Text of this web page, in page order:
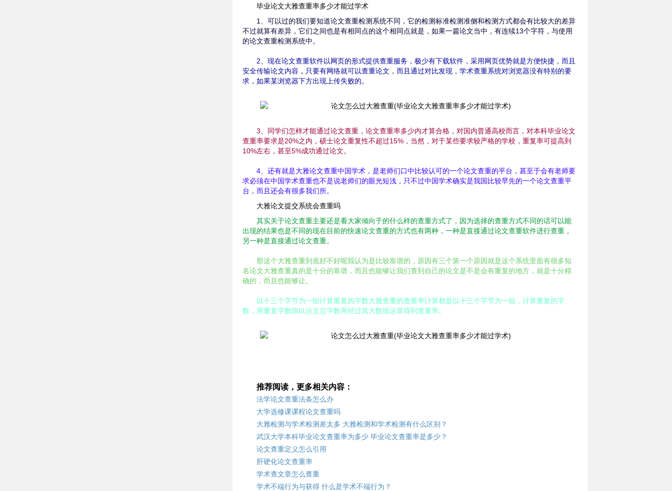
毕业论文大雅查重率多少才能过学术
1、可以过的我们要知道论文查重检测系统不同，它的检测标准检测准侧和检测方式都会有比较大的差异
不过就算有差异，它们之间也是有相同点的这个相同点就是，如果一篇论文当中，有连续13个字符，与使用
的论文查重检测系统中。
2、现在论文查重软件以网页的形式提供查重服务，极少有下载软件，采用网页优势就是方便快捷，而且
安全传输论文内容，只要有网络就可以查重论文，而且通过对比发现，学术查重系统对浏览器没有特别的要
求，如果某浏览器下方出现上传失败的。
3、同学们怎样才能通过论文查重，论文查重率多少内才算合格，对国内普通高校而言，对本科毕业论文
查重率要求是20%之内，硕士论文重复性不超过15%，当然，对于某些要求较严格的学校，重复率可提高到
10%左右，甚至5%成功通过论文。
4、还有就是大雅论文查重中国学术，是老师们口中比较认可的一个论文查重的平台，甚至于会有老师要
求必须在中国学术查重也不是说老师们的眼光短浅，只不过中国学术确实是我国比较早先的一个论文查重平
台，而且还会有很多我们所。
大雅论文提交系统会查重吗
其实关于论文查重主要还是看大家倾向于的什么样的查重方式了，因为选择的查重方式不同的话可以能
出现的结果也是不同的现在目前的快速论文查重的方式也有两种，一种是直接通过论文查重软件进行查重，
另一种是直接通过论文查重。
那这个大雅查重到底好不好呢我认为是比较靠谱的，原因有三个第一个原因就是这个系统里面有很多知
名论文大雅查重真的是十分的靠谱，而且也能够让我们查到自己的论文是不是会有重复的地方，就是十分精
确的，而且也能够让。
以十三个字节为一组计算重复的字数大雅查重的查重率计算都是以十三个字节为一组，计算重复的字
数，用重复字数除以论文总字数再经过其大数据运算得到查重率。
推荐阅读，更多相关内容：
法学论文查重法条怎么办
大学选修课课程论文查重吗
大雅检测与学术检测差太多 大雅检测和学术检测有什么区别？
武汉大学本科毕业论文查重率为多少 毕业论文查重率是多少？
论文查重定义怎么引用
肝硬化论文查重率
学术查文章怎么查重
学术不端行为与获得 什么是学术不端行为？